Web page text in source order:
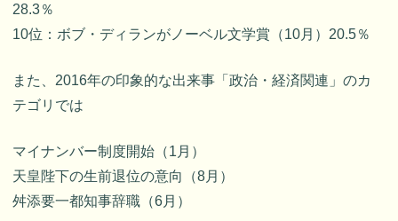
28.3％
10位：ボブ・ディランがノーベル文学賞（10月）20.5％
また、2016年の印象的な出来事「政治・経済関連」のカ
テゴリでは
マイナンバー制度開始（1月）
天皇陛下の生前退位の意向（8月）
舛添要一都知事辞職（6月）